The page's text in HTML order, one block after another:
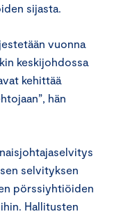
sijasta.
vuonna
keskijohdossa
kehittää
hän
selvityksen
pörssiyhtiöiden
Hallitusten